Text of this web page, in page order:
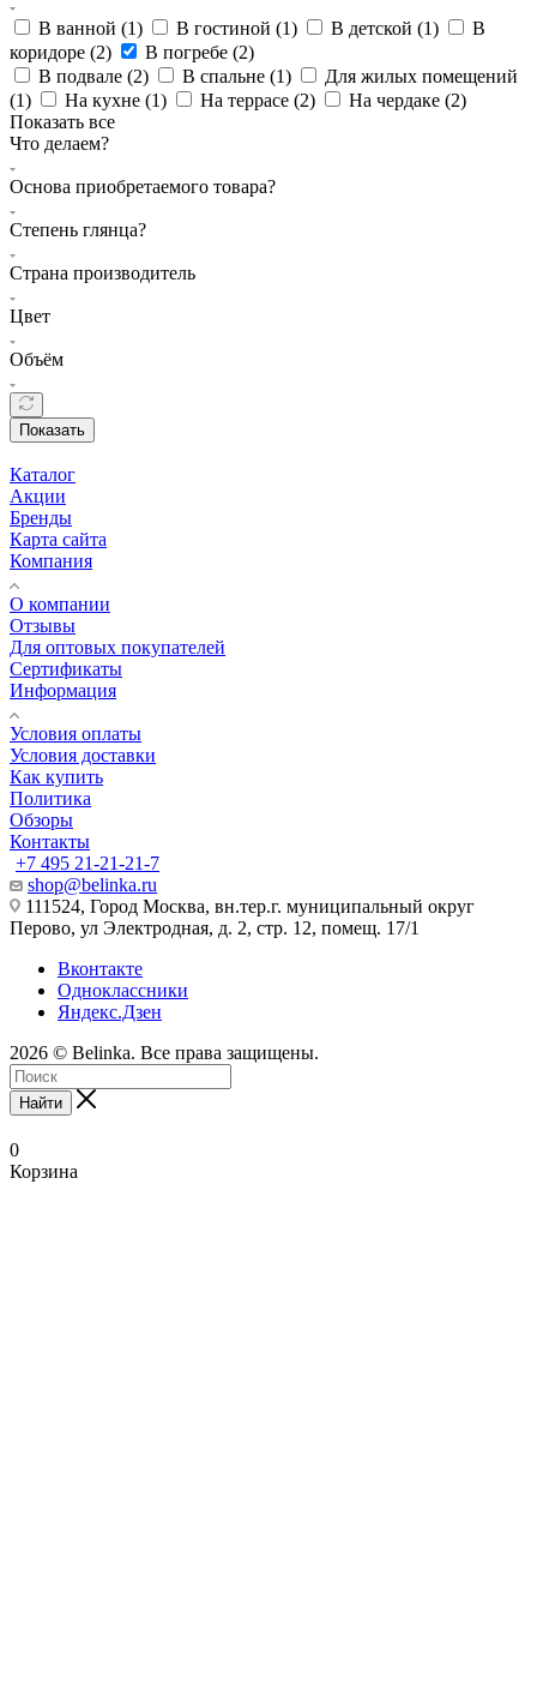
В ванной (1) В гостиной (1) В детской (1)
В
коридоре (2) В погребе (2)
В подвале (2) В спальне (1)
Для жилых помещений
(1) На кухне (1) На террасе (2) На чердаке (2)
Показать все
Что делаем?
Основа приобретаемого товара?
Степень глянца?
Страна производитель
Цвет
Объём
Показать
Каталог
Акции
Бренды
Карта сайта
Компания
О компании
Отзывы
Для оптовых покупателей
Сертификаты
Информация
Условия оплаты
Условия доставки
Как купить
Политика
Обзоры
Контакты
+7 495 21-21-21-7
shop@belinka.ru
111524, Город Москва, вн.тер.г. муниципальный округ
Перово, ул Электродная, д. 2, стр. 12, помещ. 17/1
Вконтакте
Одноклассники
Яндекс.Дзен
2026 © Belinka. Все права защищены.
Найти
0
Корзина